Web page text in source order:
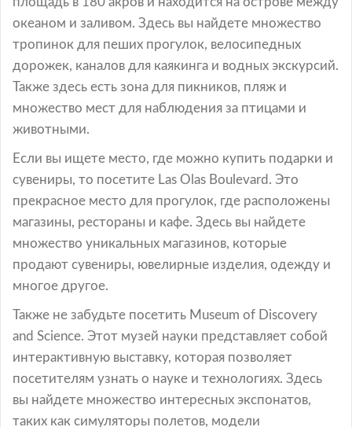
океаном и заливом. Здесь вы найдете множество
тропинок для пеших прогулок, велосипедных
дорожек, каналов для каякинга и водных экскурсий.
Также здесь есть зона для пикников, пляж и
множество мест для наблюдения за птицами и
животными.
Если вы ищете место, где можно купить подарки и
сувениры, то посетите Las Olas Boulevard. Это
прекрасное место для прогулок, где расположены
магазины, рестораны и кафе. Здесь вы найдете
множество уникальных магазинов, которые
продают сувениры, ювелирные изделия, одежду и
многое другое.
Также не забудьте посетить Museum of Discovery
and Science. Этот музей науки представляет собой
интерактивную выставку, которая позволяет
посетителям узнать о науке и технологиях. Здесь
вы найдете множество интересных экспонатов,
таких как симуляторы полетов, модели